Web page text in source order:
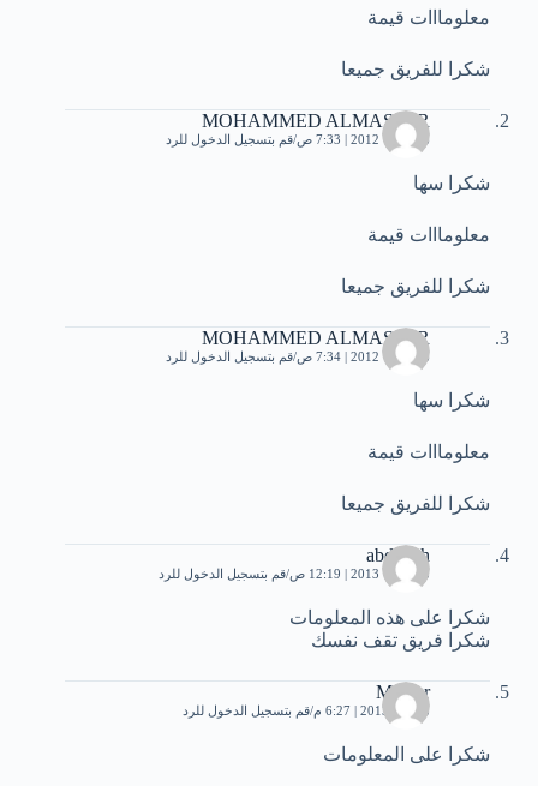
معلومااات قيمة
شكرا للفريق جميعا
MOHAMMED ALMASFER
6 أكتوبر، 2012 | 7:33 ص قم بتسجيل الدخول للرد
شكرا سها
معلومااات قيمة
شكرا للفريق جميعا
MOHAMMED ALMASFER
6 أكتوبر، 2012 | 7:34 ص قم بتسجيل الدخول للرد
شكرا سها
معلومااات قيمة
شكرا للفريق جميعا
abdallah
3 فبراير، 2013 | 12:19 ص قم بتسجيل الدخول للرد
شكرا على هذه المعلومات
شكرا فريق تقف نفسك
Mjaber
8 مايو، 2013 | 6:27 م قم بتسجيل الدخول للرد
شكرا على المعلومات